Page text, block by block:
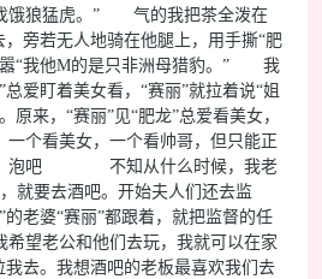
饿狼猛虎。” 气的我把茶全泼在
，旁若无人地骑在他腿上，用手撕“肥
嚣“我他M的是只非洲母猎豹。” 我
爱盯着美女看，“赛丽”就拉着说“姐
原来，“赛丽”见“肥龙”总爱看美女，
一个看美女，一个看帅哥，但只能正
、泡吧 不知从什么时候，我老
就要去酒吧。开始夫人们还去监
老婆“赛丽”都跟着，就把监督的任
公和他们去玩，我就可以在家
我去。我想酒吧的老板最喜欢我们去